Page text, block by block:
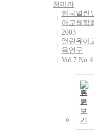
정미라
한국열린
아교육학
2003
열린유아
육연구
Vol.7 No.4
원
문
보
기